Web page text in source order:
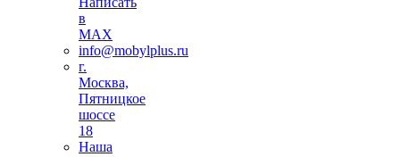
в
MAX
info@mobylplus.ru
г.
Москва,
Пятницкое
шоссе
18
Наша